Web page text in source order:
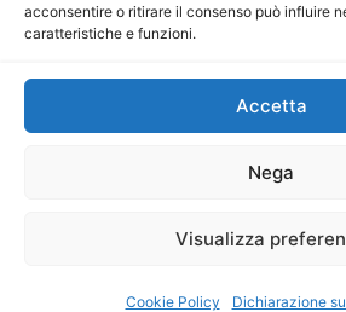
acconsentire o ritirare il consenso può influire
caratteristiche e funzioni.
Accetta
Nega
Visualizza
Cookie Policy Dichiarazione
Direttore Responsabile:
P.IVA: 06334930820
Mercurio Comunicazione Società
iscritta al Registro degli Operatori
Sito gestito daLa Digitale srl–